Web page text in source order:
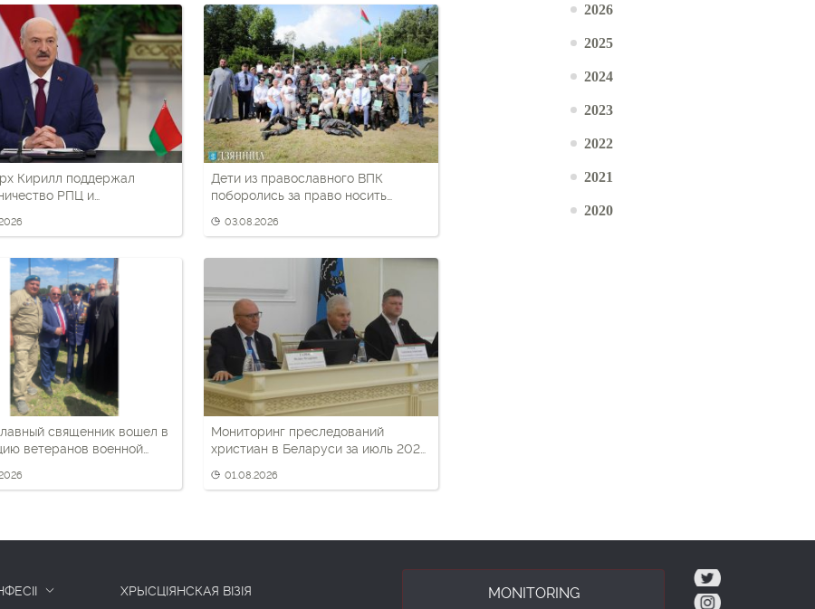
Кирилл поддержал
РПЦ и
воспитании детей
Дети из православного ВПК
поборолись за право носить
03.08.2026
священник вошел в
ветеранов военной
Мониторинг преследований
христиан в Беларуси за июль 2026
01.08.2026
2026
2025
2024
2023
2022
2021
2020
tw
ig
ХРЫСЦІЯНСКАЯ ВІЗІЯ MONITORING